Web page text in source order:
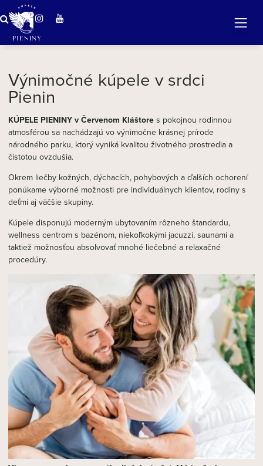
Zázračná voda v Pieninách
Výnimočné kúpele v srdci
Pienin
KÚPELE PIENINY v Červenom Kláštore s pokojnou rodinnou
atmosférou sa nachádzajú vo výnimočne krásnej prírode
národného parku, ktorý vyniká kvalitou životného prostredia a
čistotou ovzdušia.
Okrem liečby kožných, dýchacích, pohybových a ďalších ochorení
ponúkame výborné možnosti pre individuálnych klientov, rodiny s
deťmi aj väčšie skupiny.
Kúpele disponujú moderným ubytovaním rôzneho štandardu,
wellness centrom s bazénom, niekoľkokými jacuzzi, saunami a
taktiež možnosťou absolvovať mnohé liečebné a relaxačné
procedúry.